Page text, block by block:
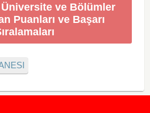
ve Bölümler
Puanları ve Başarı